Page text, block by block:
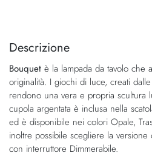
fine
galleria
di
immagini
della
di
immagini
Descrizione
Bouquet è la lampada da tavolo che
originalità. I giochi di luce, creati
rendono una vera e propria scultura
cupola argentata è inclusa nella
ed è disponibile nei colori Opale,
inoltre possibile scegliere la
con interruttore Dimmerabile.